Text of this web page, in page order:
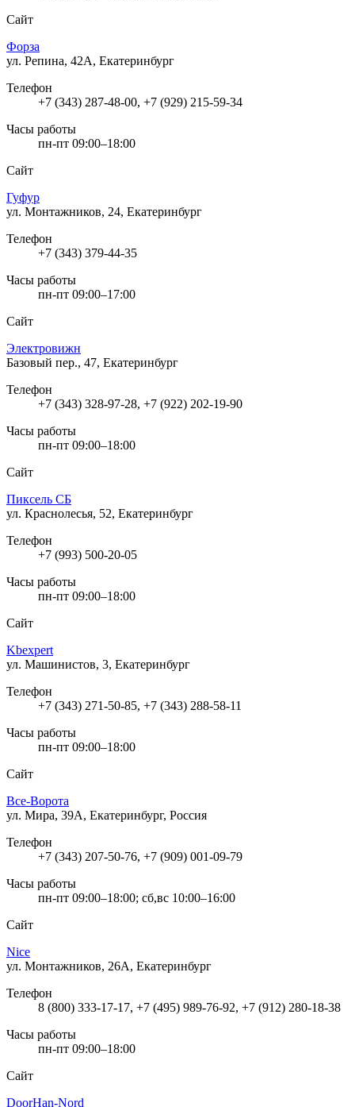
Сайт
Форза
ул. Репина, 42А, Екатеринбург
Телефон
+7 (343) 287-48-00, +7 (929) 215-59-34
Часы работы
пн-пт 09:00–18:00
Сайт
Гуфур
ул. Монтажников, 24, Екатеринбург
Телефон
+7 (343) 379-44-35
Часы работы
пн-пт 09:00–17:00
Сайт
Электровижн
Базовый пер., 47, Екатеринбург
Телефон
+7 (343) 328-97-28, +7 (922) 202-19-90
Часы работы
пн-пт 09:00–18:00
Сайт
Пиксель СБ
ул. Краснолесья, 52, Екатеринбург
Телефон
+7 (993) 500-20-05
Часы работы
пн-пт 09:00–18:00
Сайт
Kbexpert
ул. Машинистов, 3, Екатеринбург
Телефон
+7 (343) 271-50-85, +7 (343) 288-58-11
Часы работы
пн-пт 09:00–18:00
Сайт
Все-Ворота
ул. Мира, 39А, Екатеринбург, Россия
Телефон
+7 (343) 207-50-76, +7 (909) 001-09-79
Часы работы
пн-пт 09:00–18:00; сб,вс 10:00–16:00
Сайт
Nice
ул. Монтажников, 26А, Екатеринбург
Телефон
8 (800) 333-17-17, +7 (495) 989-76-92, +7 (912) 280-18-38
Часы работы
пн-пт 09:00–18:00
Сайт
DoorHan-Nord